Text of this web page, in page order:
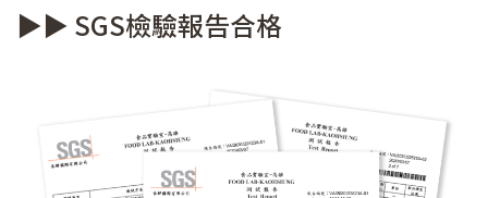
▶▶ SGS檢驗報告合格